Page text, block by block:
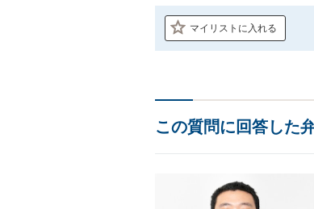
マイリストに入れる
この質問に回答した